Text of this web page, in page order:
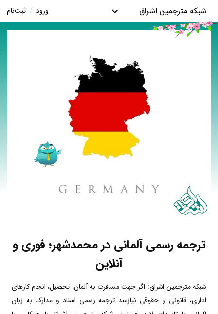
شبکه مترجمین اشراق ورود / ثبت‌نام
ترجمه رسمی آلمانی در محمدشهر؛ فوری و
آنلاین
شبکه مترجمین اشراق: اگر جهت مسافرت به آلمان، تحصیل، انجام کارهای
اداری، قانونی و حقوقی نیازمند ترجمه رسمی اسناد و مدارک به زبان